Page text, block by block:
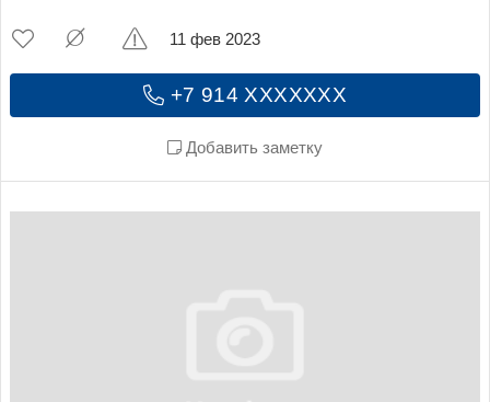
+7 914 XXXXXXX
Добавить заметку
11 фев 2023